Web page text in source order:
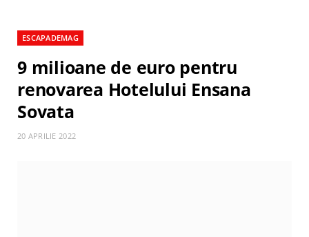
ESCAPADEMAG
9 milioane de euro pentru
renovarea Hotelului Ensana
Sovata
20 APRILIE 2022